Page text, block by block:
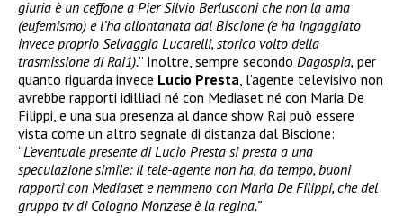
giuria è un ceffone a Pier Silvio Berlusconi che non la ama
(eufemismo) e l’ha allontanata dal Biscione (e ha ingaggiato
invece proprio Selvaggia Lucarelli, storico volto della
trasmissione di Rai1).” Inoltre, sempre secondo Dagospia, per
quanto riguarda invece Lucio Presta, l’agente televisivo non
avrebbe rapporti idilliaci né con Mediaset né con Maria De
Filippi, e una sua presenza al dance show Rai può essere
vista come un altro segnale di distanza dal Biscione:
“L’eventuale presente di Lucio Presta si presta a una
speculazione simile: il tele-agente non ha, da tempo, buoni
rapporti con Mediaset e nemmeno con Maria De Filippi, che del
gruppo tv di Cologno Monzese è la regina.”